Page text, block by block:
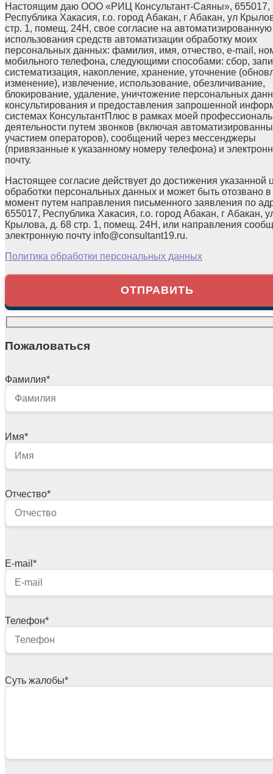
Настоящим даю ООО «РИЦ Консультант-Саяны», 655017,
Республика Хакасия, г.о. город Абакан, г Абакан, ул
стр. 1, помещ. 24Н, свое согласие на автоматизированную
использования средств автоматизации обработку моих
персональных данных: фамилия, имя, отчество, e-mail,
мобильного телефона, следующими способами: сбор,
систематизация, накопление, хранение, уточнение
изменение), извлечение, использование, обезличивание,
блокирование, удаление, уничтожение персональных
консультирования и предоставления запрошенной
системах КонсультантПлюс в рамках моей
деятельности путем звонков (включая
участием операторов), сообщений через мессенджеры
(привязанные к указанному номеру телефона) и
почту.
Настоящее согласие действует до достижения указанной
обработки персональных данных и может быть отозвано
момент путем направления письменного заявления по
655017, Республика Хакасия, г.о. город Абакан, г Абакан,
Крылова, д. 68 стр. 1, помещ. 24Н, или направления
электронную почту info@consultant19.ru.
Политика обработки персональных данных
Пожаловаться
Фамилия*
Имя*
Отчество*
E-mail *
Телефон*
Суть жалобы*